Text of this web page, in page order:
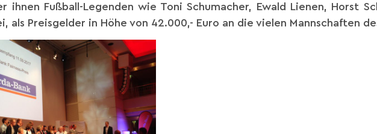
ihnen Fußball-Legenden wie Toni Schumacher, Ewald Lienen, Horst
als Preisgelder in Höhe von 42.000,- Euro an die vielen Mannschaften